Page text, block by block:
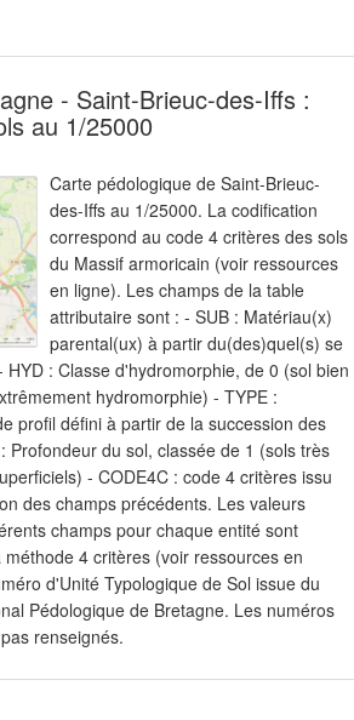
- Saint-Brieuc-des-Iffs :
au 1/25000
Carte pédologique de Saint-Brieuc-
des-Iffs au 1/25000. La codification
correspond au code 4 critères des sols
du Massif armoricain (voir ressources
en ligne). Les champs de la table
attributaire sont : - SUB : Matériau(x)
parental(ux) à partir du(des)quel(s) se
HYD : Classe d'hydromorphie, de 0 (sol bien
hydromorphie) - TYPE :
profil défini à partir de la succession des
Profondeur du sol, classée de 1 (sols très
- CODE4C : code 4 critères issu
des champs précédents. Les valeurs
champs pour chaque entité sont
4 critères (voir ressources en
d'Unité Typologique de Sol issue du
Pédologique de Bretagne. Les numéros
renseignés.